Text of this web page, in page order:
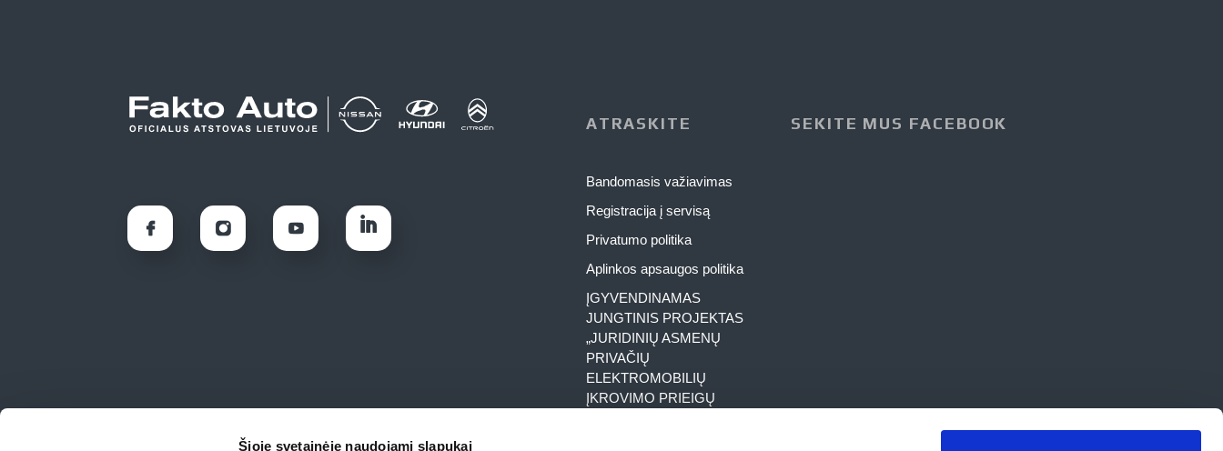
Šioje svetainėje naudojami slapukai
ATRASKITE
Bandomasis važiavimas
Registracija į servisą
Privatumo politika
Aplinkos apsaugos politika
ĮGYVENDINAMAS
JUNGTINIS PROJEKTAS
„JURIDINIŲ ASMENŲ
PRIVAČIŲ
ELEKTROMOBILIŲ
ĮKROVIMO PRIEIGŲ
SEKITE MUS FACEBOOK